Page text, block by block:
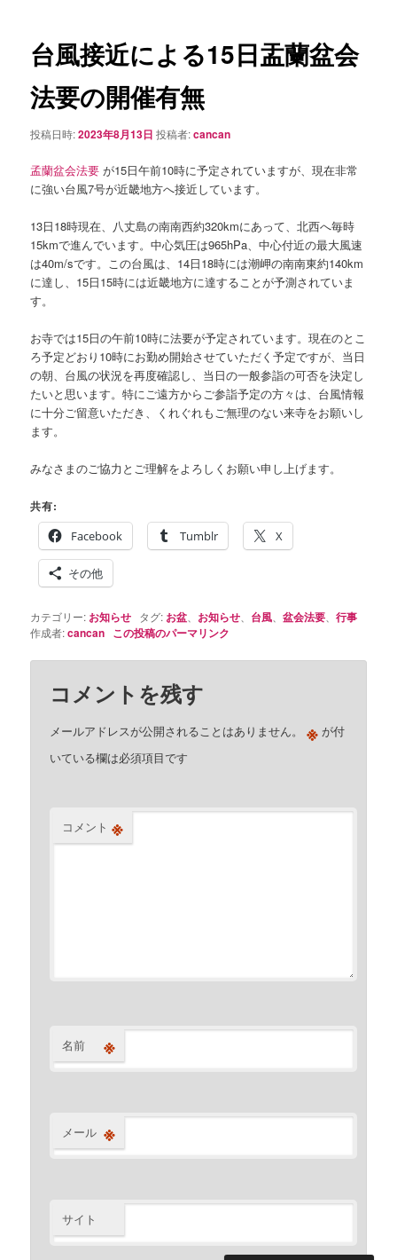
ゲ
ー
ョ
ン
台風接近による15日盂蘭盆会
法要の開催有無
投稿日時:2023年8月13日 投稿者:cancan
孟蘭盆会法要 が15日午前10時に予定されていますが、現在非常
に強い台風7号が近畿地方へ接近しています。
13日18時現在、八丈島の南南西約320kmにあって、北西へ毎時
15kmで進んでいます。中心気圧は965hPa、中心付近の最大風速
は40m/sです。この台風は、14日18時には潮岬の南南東約140km
に達し、15日15時には近畿地方に達することが予測されていま
す。
お寺では15日の午前10時に法要が予定されています。現在のとこ
ろ予定どおり10時にお勤め開始させていただく予定ですが、当日
の朝、台風の状況を再度確認し、当日の一般参詣の可否を決定し
たいと思います。特にご遠方からご参詣予定の方々は、台風情報
に十分ご留意いただき、くれぐれもご無理のない来寺をお願いし
ます。
みなさまのご協力とご理解をよろしくお願い申し上げます。
共有:
Facebook
Tumblr X
その他
カテゴリー: お知らせ タグ: お盆 お知らせ 台風 、盆会法要 、行事
作成者:cancan この投稿のパーマリンク
コメントを残す
メールアドレスが公開されることはありません。 ※ が付
いている欄は必須項目です
コメント ※
名前 ※
メール ※
サイト